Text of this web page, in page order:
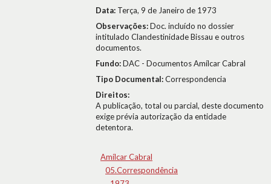
Data: Terça, 9 de Janeiro de 1973
Observações:Doc. incluído no dossier
intitulado Clandestinidade Bissau e outros
documentos.
Fundo:DAC - Documentos Amílcar Cabral
Tipo Documental:Correspondencia
Direitos:
A publicação, total ou parcial, deste documento
exige prévia autorização da entidade
detentora.
Amílcar Cabral
05.Correspondência